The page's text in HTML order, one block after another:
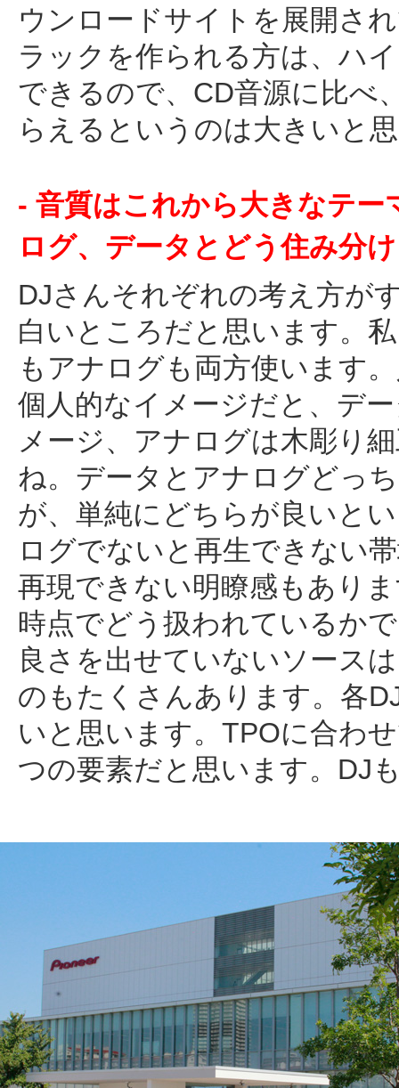
ウンロードサイトを展開さ
ラックを作られる方は、ハ
できるので、CD音源に比べ
らえるというのは大きいと
- 音質はこれから大きなテ
ログ、データとどう住み分
DJさんそれぞれの考え方が
白いところだと思います。
もアナログも両方使います
個人的なイメージだと、デ
メージ、アナログは木彫り
ね。データとアナログどっ
が、単純にどちらが良いと
ログでないと再生できない
再現できない明瞭感もあり
時点でどう扱われているか
良さを出せていないソース
のもたくさんあります。各
いと思います。TPOに合わ
つの要素だと思います。DJ